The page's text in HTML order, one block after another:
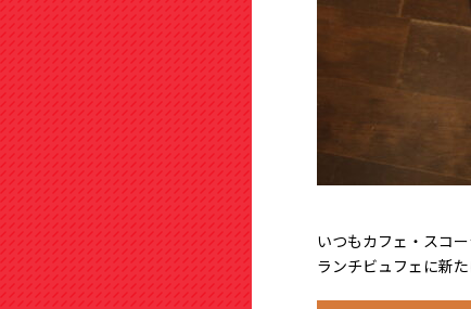
いつもカフェ・スコ
ランチビュフェに新